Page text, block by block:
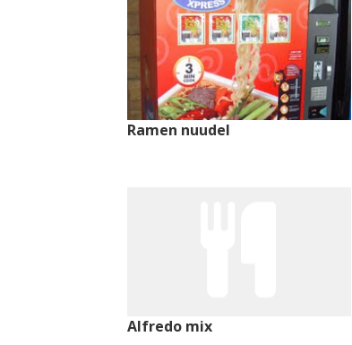
Ramen nuudel
Alfredo mix